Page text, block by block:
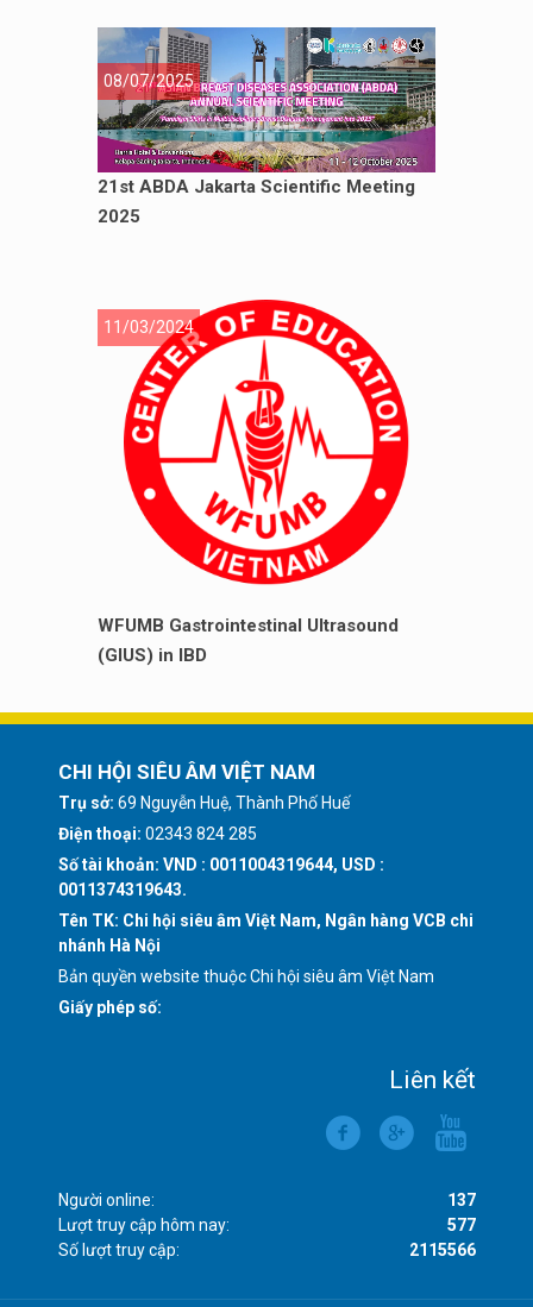
08/07/2025
21st ABDA Jakarta Scientific Meeting
2025
11/03/2024
WFUMB Gastrointestinal Ultrasound
(GIUS) in IBD
CHI HỘI SIÊU ÂM VIỆT NAM
Trụ sở: 69 Nguyễn Huệ, Thành Phố Huế
Điện thoại: 02343 824 285
Số tài khoản: VND : 0011004319644, USD :
0011374319643.
Tên TK: Chi hội siêu âm Việt Nam, Ngân hàng VCB chi
nhánh Hà Nội
Bản quyền website thuộc Chi hội siêu âm Việt Nam
Giấy phép số:
Liên kết
Người online:
137
Lượt truy cập hôm nay:
577
Số lượt truy cập:
2115566